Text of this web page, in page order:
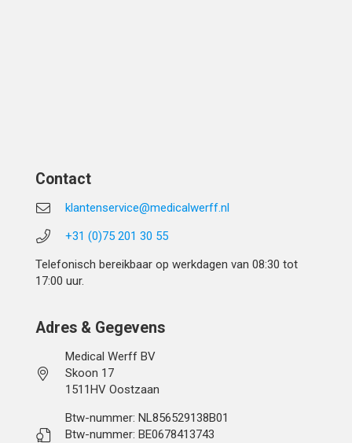
Contact
klantenservice@medicalwerff.nl
+31 (0)75 201 30 55
Telefonisch bereikbaar op werkdagen van 08:30 tot
17:00 uur.
Adres & Gegevens
Medical Werff BV
Skoon 17
1511HV Oostzaan
Btw-nummer: NL856529138B01
Btw-nummer: BE0678413743